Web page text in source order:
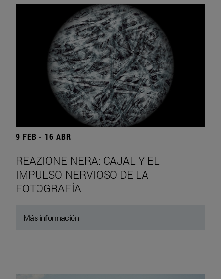
9 FEB - 16 ABR
REAZIONE NERA: CAJAL Y EL
IMPULSO NERVIOSO DE LA
FOTOGRAFÍA
Más información